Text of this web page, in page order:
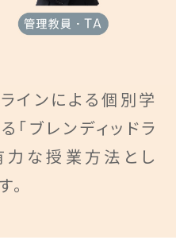
インによる個別学
ブレンディッドラ
力な授業方法とし